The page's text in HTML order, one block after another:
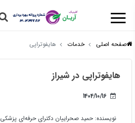
صفحه اصلی خدمات هایفوتراپی
هایفوتراپی در شیراز
1404/10/16
نویسنده: حمید صحراییان دکترای حرفه‌ای پزشکی